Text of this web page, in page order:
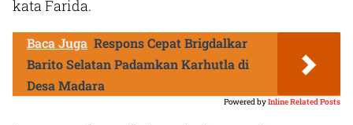
kata Farida.
Baca Juga Respons Cepat Brigdalkar
Barito Selatan Padamkan Karhutla di
Desa Madara
Powered byInline Related Posts